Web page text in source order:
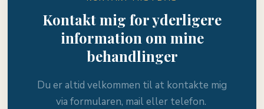
Kontakt mig for yderligere
information om mine
behandlinger
Du er altid velkommen til at kontakte mig
via formularen, mail eller telefon. ​